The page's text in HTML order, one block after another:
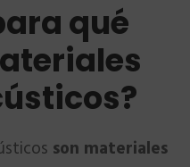
qué
son materiales